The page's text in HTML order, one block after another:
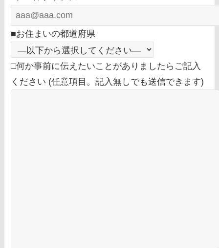
■お住まいの都道府県
□何か事前に伝えたいことがありましたらご記入
ください (任意項目。記入無しでも送信できます)